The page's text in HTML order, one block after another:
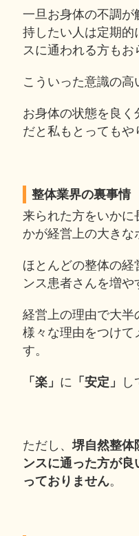
一旦お身体の不調が
持したい人は定期的
スに通われる方もお
こういった意識の高
お身体の状態を良
だと私もとってもや
整体業界の裏事情
来られた方をいかに
かが経営上の大きな
ほとんどの整体の
ンス患者さんを増や
経営上の理由で大半
様々な理由をつけて
す。
「楽」 に 「安定」 し
ただし、堺自然整体
ンスに通った方が
っておりません。